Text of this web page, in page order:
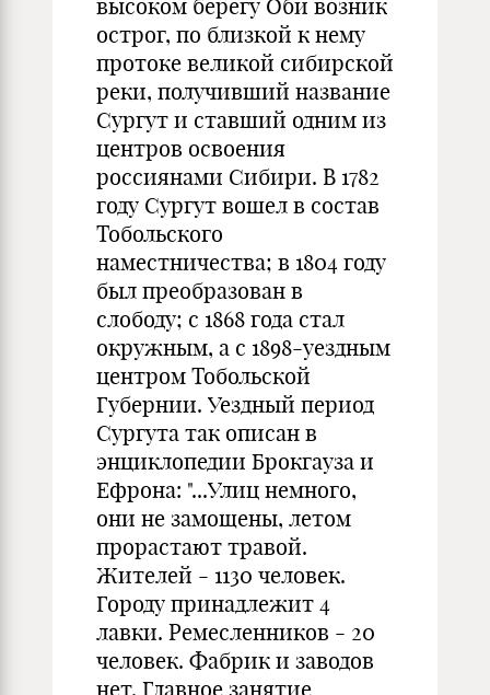
высоком берегу Оби возник
острог, по близкой к нему
протоке великой сибирской
реки, получивший название
Сургут и ставший одним из
центров освоения
россиянами Сибири. В 1782
году Сургут вошел в состав
Тобольского
наместничества; в 1804 году
был преобразован в
слободу; с 1868 года стал
окружным, а с 1898-уездным
центром Тобольской
Губернии. Уездный период
Сургута так описан в
энциклопедии Брокгауза и
Ефрона: "...Улиц немного,
они не замощены, летом
прорастают травой.
Жителей - 1130 человек.
Городу принадлежит 4
лавки. Ремесленников - 20
человек. Фабрик и заводов
нет. Главное занятие